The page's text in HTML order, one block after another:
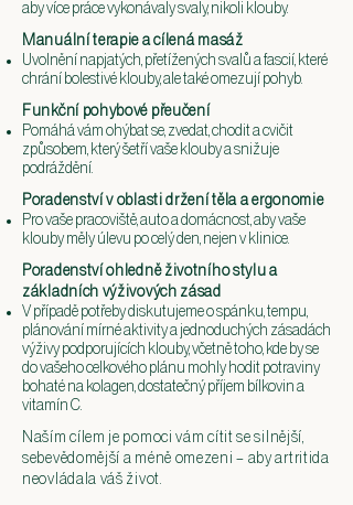
aby více práce vykonávaly svaly, nikoli klouby.
Manuální terapie a cílená masáž
Uvolnění napjatých, přetížených svalů a fascií, které
chrání bolestivé klouby, ale také omezují pohyb.
Funkční pohybové přeučení
Pomáhá vám ohýbat se, zvedat, chodit a cvičit
způsobem, který šetří vaše klouby a snižuje
podráždění.
Poradenství v oblasti držení těla a ergonomie
Pro vaše pracoviště, auto a domácnost, aby vaše
klouby měly úlevu po celý den, nejen v klinice.
Poradenství ohledně životního stylu a
základních výživových zásad
V případě potřeby diskutujeme o spánku, tempu,
plánování mírné aktivity a jednoduchých zásadách
výživy podporujících klouby, včetně toho, kde by se
do vašeho celkového plánu mohly hodit potraviny
bohaté na kolagen, dostatečný příjem bílkovin a
vitamín C.
Naším cílem je pomoci vám cítit se silnější,
sebevědomější a méně omezeni – aby artritida
neovládala váš život.